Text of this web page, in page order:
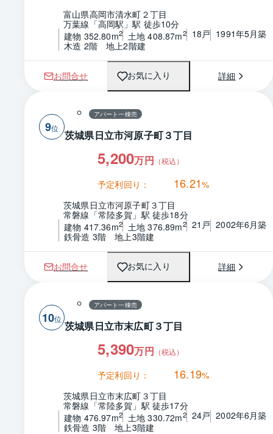
富山県高岡市清水町２丁目
万葉線「高岡駅」駅 徒歩10分
建物 352.80m2 土地 408.87m2 18戸 1991年5月築
木造 2階　地上2階建
お問合せ お気に入り 詳細
9
アパート一棟売
茨城県日立市河原子町３丁目
5,200万円 （税込）
予定利回り： 16.21%
茨城県日立市河原子町３丁目
常磐線「常陸多賀」駅 徒歩18分
建物 417.36m2 土地 376.89m2 21戸 2002年6月築
鉄骨造 3階　地上3階建
お問合せ お気に入り 詳細
10
アパート一棟売
茨城県日立市末広町３丁目
5,390万円 （税込）
予定利回り： 16.19%
茨城県日立市末広町３丁目
常磐線「常陸多賀」駅 徒歩17分
建物 476.97m2 土地 330.72m2 24戸 2002年6月築
鉄骨造 3階　地上3階建